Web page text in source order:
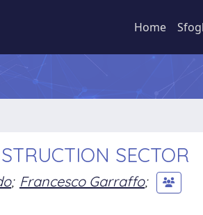
Home
SECTOR
; Francesco Garraffo;